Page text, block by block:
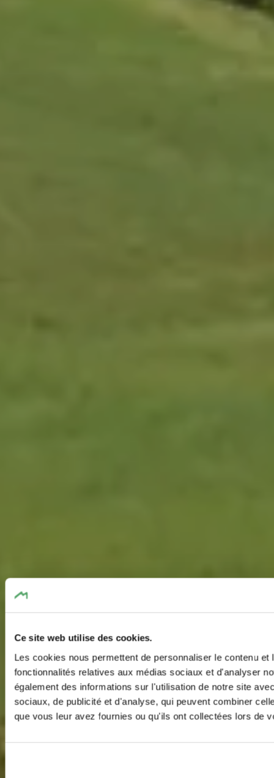
Ce site web utilise des cookies.
Les cookies nous permettent de personnaliser le contenu
fonctionnalités relatives aux médias sociaux et d'analyser
également des informations sur l'utilisation de notre site
sociaux, de publicité et d'analyse, qui peuvent combiner
que vous leur avez fournies ou qu'ils ont collectées lors de